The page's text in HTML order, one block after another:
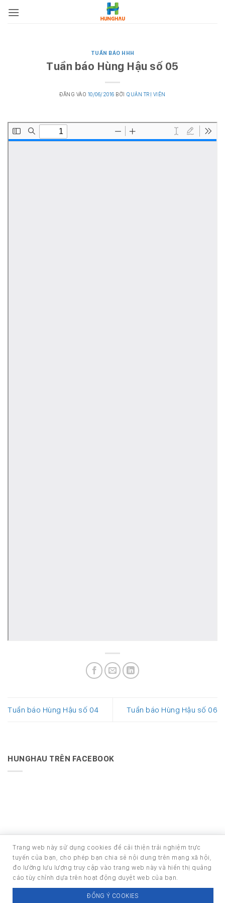
qua
TUẦN BÁO HHH
Tuần báo Hùng Hậu số 05
ĐĂNG VÀO 10/06/2016 BỞI QUẢN TRỊ VIÊN
Tuần báo Hùng Hậu số 04 Tuần báo Hùng Hậu số 06
HUNGHAU TRÊN FACEBOOK
Phát triển bởi Ban Phát triển phần mềm
Copyright 2026 © HOUSE - TRANG TIN NỘI BỘ CÔNG TY CỔ
PHẦN PHÁT TRIỂN HÙNG HẬU
Email:info@hunghau.vn
Điện thoại: (+84) 28 6290 3333 - (+84) 28 3860 4999
Trang web này sử dụng cookies để cải thiện trải nghiệm trực
tuyến của bạn, cho phép bạn chia sẻ nội dung trên mạng xã hội,
đo lường lưu lượng truy cập vào trang web này và hiển thị quảng
cáo tùy chỉnh dựa trên hoạt động duyệt web của bạn.
ĐỒNG Ý COOKIES